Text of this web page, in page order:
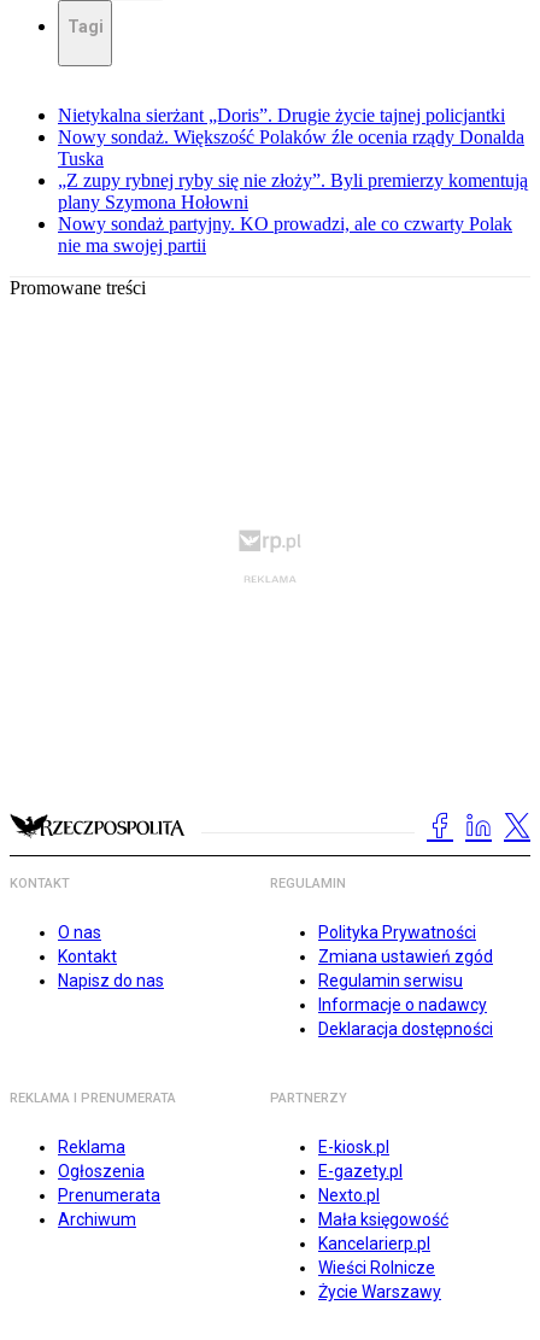
Tagi
Nietykalna sierżant „Doris”. Drugie życie tajnej policjantki
Nowy sondaż. Większość Polaków źle ocenia rządy Donalda
Tuska
„Z zupy rybnej ryby się nie złoży”. Byli premierzy komentują
plany Szymona Hołowni
Nowy sondaż partyjny. KO prowadzi, ale co czwarty Polak
nie ma swojej partii
Promowane treści
KONTAKT
O nas
Kontakt
Napisz do nas
REGULAMIN
Polityka Prywatności
Zmiana ustawień zgód
Regulamin serwisu
Informacje o nadawcy
Deklaracja dostępności
REKLAMA I PRENUMERATA
Reklama
Ogłoszenia
Prenumerata
Archiwum
PARTNERZY
E-kiosk.pl
E-gazety.pl
Nexto.pl
Mała księgowość
Kancelarierp.pl
Wieści Rolnicze
Życie Warszawy